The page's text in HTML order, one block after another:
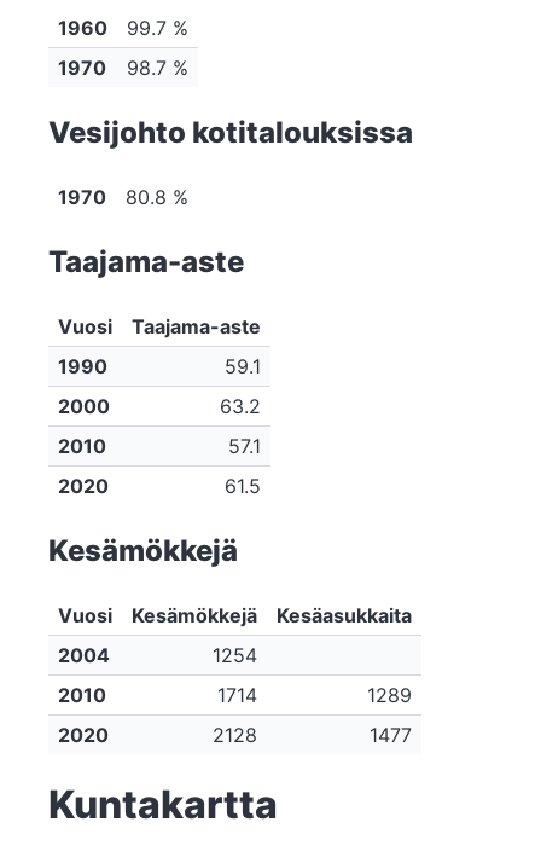
1960
99.7 %
1970
98.7 %
Vesijohto kotitalouksissa
1970 80.8 %
Taajama-aste
Vuosi
Taajama-aste
1990
59.1
2000
63.2
2010
57.1
2020
61.5
Kesämökkejä
Vuosi Kesämökkejä
Kesäasukkaita
2004
1254
2010
1714
1289
2020
2128 1477
Kuntakartta